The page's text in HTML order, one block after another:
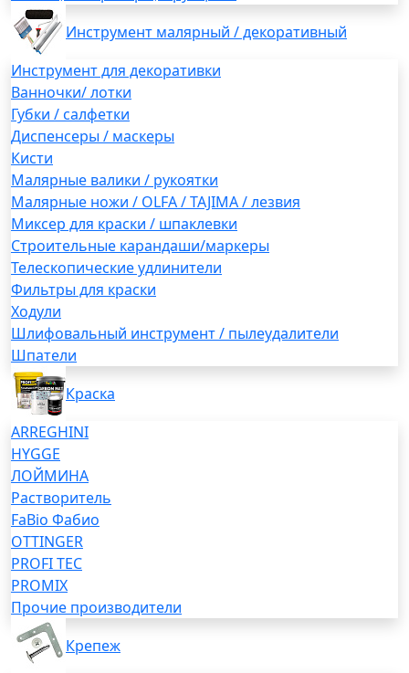
Инструмент малярный / декоративный
Инструмент для декоративки
Ванночки/ лотки
Губки / салфетки
Диспенсеры / маскеры
Кисти
Малярные валики / рукоятки
Малярные ножи / OLFA / TAJIMA / лезвия
Миксер для краски / шпаклевки
Строительные карандаши/маркеры
Телескопические удлинители
Фильтры для краски
Ходули
Шлифовальный инструмент / пылеудалители
Шпатели
Краска
ARREGHINI
HYGGE
ЛОЙМИНА
Растворитель
FaBio Фабио
OTTINGER
PROFI TEC
PROMIX
Прочие производители
Крепеж